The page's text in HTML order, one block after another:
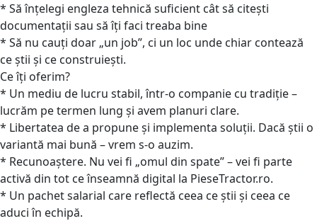
* Să înțelegi engleza tehnică suficient cât să citești
documentații sau să îți faci treaba bine
* Să nu cauți doar „un job”, ci un loc unde chiar contează
ce știi și ce construiești.
Ce îți oferim?
* Un mediu de lucru stabil, într-o companie cu tradiție –
lucrăm pe termen lung și avem planuri clare.
* Libertatea de a propune și implementa soluții. Dacă știi o
variantă mai bună – vrem s-o auzim.
* Recunoaștere. Nu vei fi „omul din spate” – vei fi parte
activă din tot ce înseamnă digital la PieseTractor.ro.
* Un pachet salarial care reflectă ceea ce știi și ceea ce
aduci în echipă.